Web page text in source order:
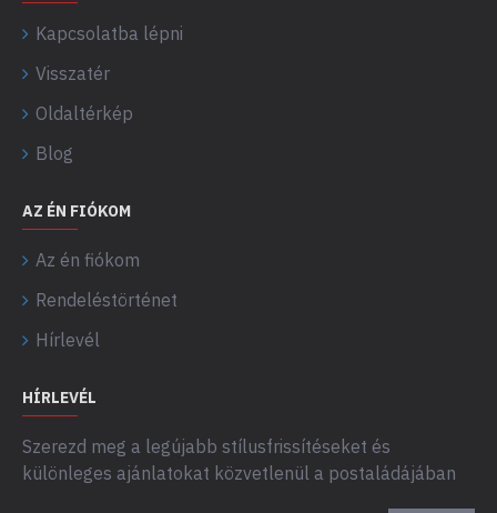
Kapcsolatba lépni
Visszatér
Oldaltérkép
Blog
AZ ÉN FIÓKOM
Az én fiókom
Rendeléstörténet
Hírlevél
HÍRLEVÉL
Szerezd meg a legújabb stílusfrissítéseket és
különleges ajánlatokat közvetlenül a postaládájában